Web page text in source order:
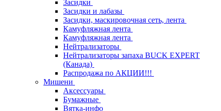
Засидки
Засидки и лабазы
Засидки, маскировочная сеть, лента
Камуфляжная лента
Камуфляжная лента
Нейтрализаторы
Нейтрализаторы запаха BUCK EXPERT
(Канада)
Распродажа по АКЦИИ!!!
Мишени
Аксессуары
Бумажные
Вятка-инфо